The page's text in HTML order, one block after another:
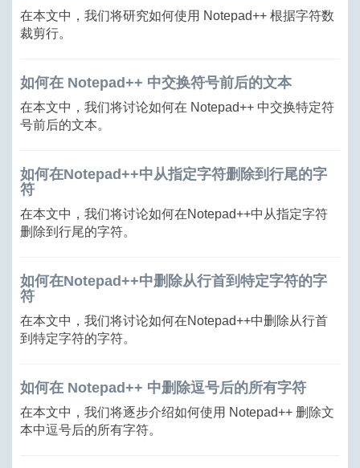
在本文中，我们将研究如何使用 Notepad++ 根据字符数
裁剪行。
如何在 Notepad++ 中交换符号前后的文本
在本文中，我们将讨论如何在 Notepad++ 中交换特定符
号前后的文本。
如何在Notepad++中从指定字符删除到行尾的字
符
在本文中，我们将讨论如何在Notepad++中从指定字符
删除到行尾的字符。
如何在Notepad++中删除从行首到特定字符的字
符
在本文中，我们将讨论如何在Notepad++中删除从行首
到特定字符的字符。
如何在 Notepad++ 中删除逗号后的所有字符
在本文中，我们将逐步介绍如何使用 Notepad++ 删除文
本中逗号后的所有字符。